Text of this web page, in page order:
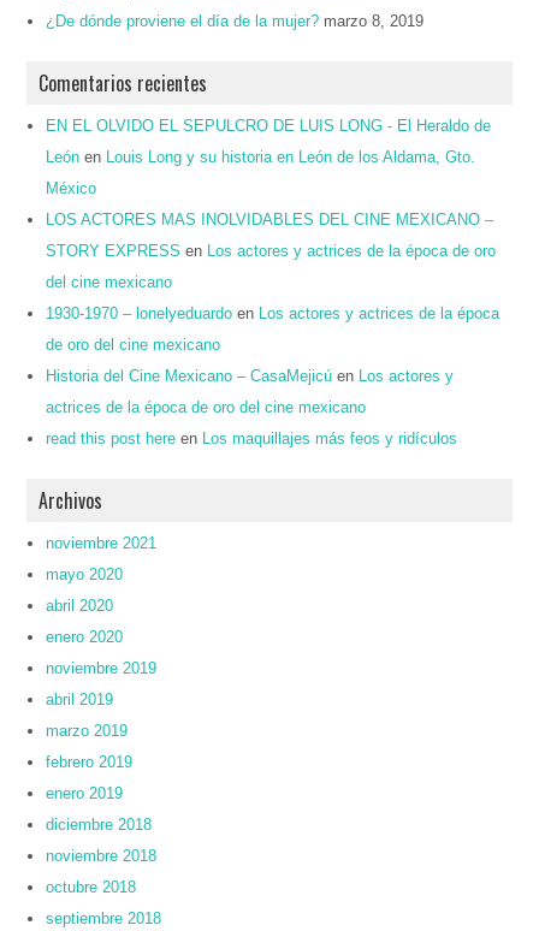
¿De dónde proviene el día de la mujer? marzo 8, 2019
Comentarios recientes
EN EL OLVIDO EL SEPULCRO DE LUIS LONG - El Heraldo de
León en
Louis Long y su historia en León de los Aldama, Gto.
México
LOS ACTORES MAS INOLVIDABLES DEL CINE MEXICANO –
STORY EXPRESS en
Los actores y actrices de la época de oro
del cine mexicano
1930-1970 – lonelyeduardo en
Los actores y actrices de la época
de oro del cine mexicano
Historia del Cine Mexicano – CasaMejicú en
Los actores y
actrices de la época de oro del cine mexicano
read this post here en Los maquillajes más feos y ridículos
Archivos
noviembre 2021
mayo 2020
abril 2020
enero 2020
noviembre 2019
abril 2019
marzo 2019
febrero 2019
enero 2019
diciembre 2018
noviembre 2018
octubre 2018
septiembre 2018